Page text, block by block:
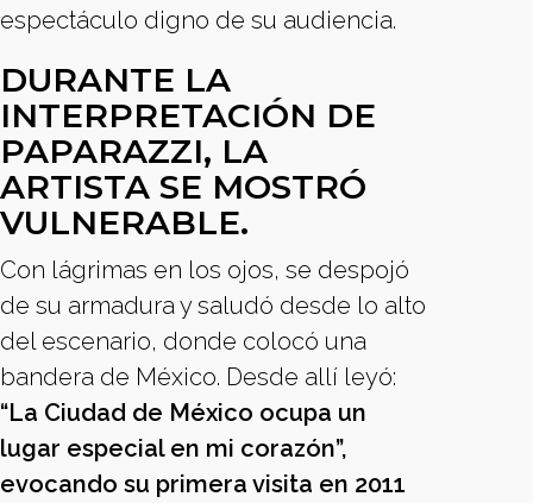
espectáculo digno de su audiencia.
DURANTE LA
INTERPRETACIÓN DE
PAPARAZZI, LA
ARTISTA SE MOSTRÓ
VULNERABLE.
Con lágrimas en los ojos, se despojó
de su armadura y saludó desde lo alto
del escenario, donde colocó una
bandera de México. Desde allí leyó:
“La Ciudad de México ocupa un
lugar especial en mi corazón”,
evocando su primera visita en 2011